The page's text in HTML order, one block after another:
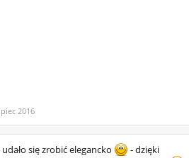
2016
udało się zrobić elegancko
- dzięki